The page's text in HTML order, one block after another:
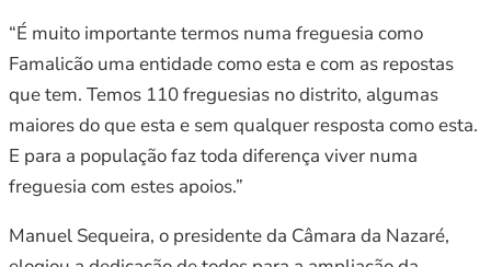
“É muito importante termos numa freguesia como
Famalicão uma entidade como esta e com as repostas
que tem. Temos 110 freguesias no distrito, algumas
maiores do que esta e sem qualquer resposta como esta.
E para a população faz toda diferença viver numa
freguesia com estes apoios.”
Manuel Sequeira, o presidente da Câmara da Nazaré,